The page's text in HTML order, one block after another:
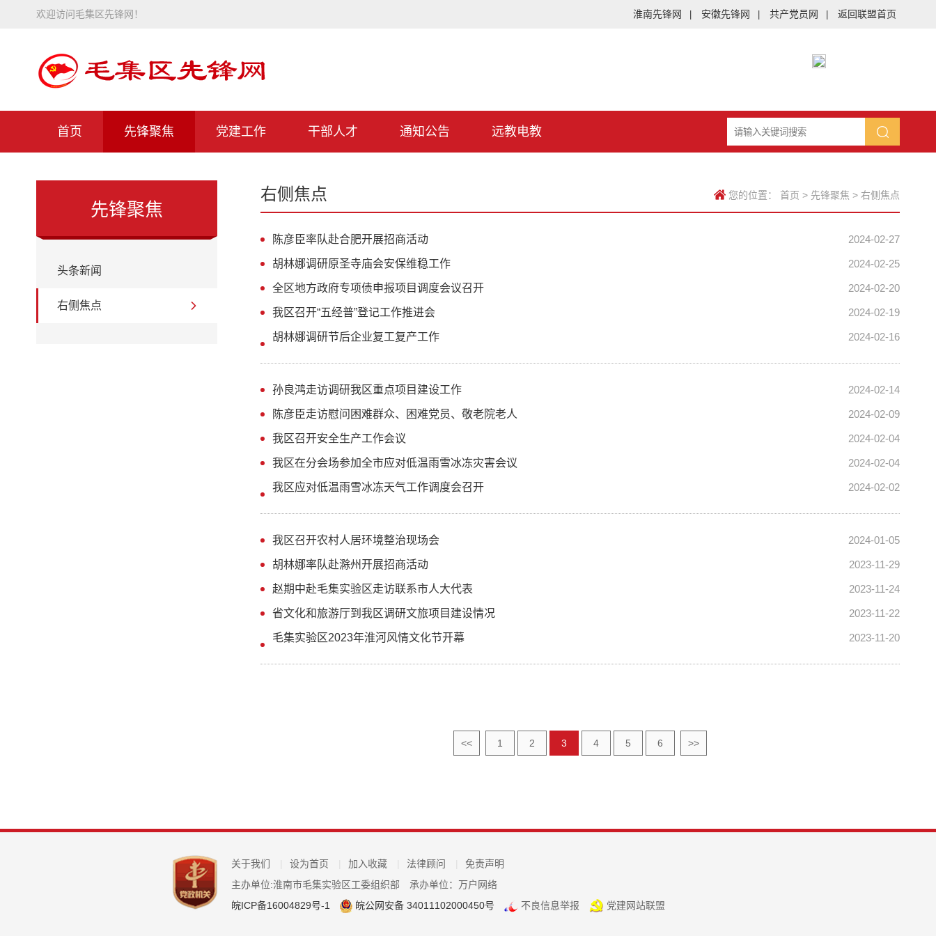
欢迎访问毛集区先锋网！ 淮南先锋网 安徽先锋网 共产党员网 返回联盟首页
首页 先锋聚焦 党建工作 干部人才 通知公告 远教电教
先锋聚焦
头条新闻
右侧焦点
右侧焦点 您的位置： 首页 > 先锋聚焦 > 右侧焦点
陈彦臣率队赴合肥开展招商活动 2024-02-27
胡林娜调研原圣寺庙会安保维稳工作 2024-02-25
全区地方政府专项债申报项目调度会议召开 2024-02-20
我区召开“五经普”登记工作推进会 2024-02-19
胡林娜调研节后企业复工复产工作 2024-02-16
孙良鸿走访调研我区重点项目建设工作 2024-02-14
陈彦臣走访慰问困难群众、困难党员、敬老院老人 2024-02-09
我区召开安全生产工作会议 2024-02-04
我区在分会场参加全市应对低温雨雪冰冻灾害会议 2024-02-04
我区应对低温雨雪冰冻天气工作调度会召开 2024-02-02
我区召开农村人居环境整治现场会 2024-01-05
胡林娜率队赴滁州开展招商活动 2023-11-29
赵期中赴毛集实验区走访联系市人大代表 2023-11-24
省文化和旅游厅到我区调研文旅项目建设情况 2023-11-22
毛集实验区2023年淮河风情文化节开幕 2023-11-20
<< 1 2 3 4 5 6 >>
关于我们 设为首页 加入收藏 法律顾问
免责声明
主办单位:淮南市毛集实验区工委组织部
承办单位：万户网络
皖ICP备16004829号-1
皖公网安备 34011102000450号 不良信息举报 党建网站联盟